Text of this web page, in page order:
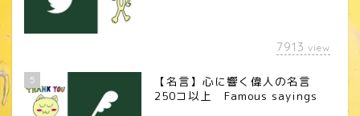
7913 view
5
【名言】心に響く偉人の名言
250コ以上 Famous sayings